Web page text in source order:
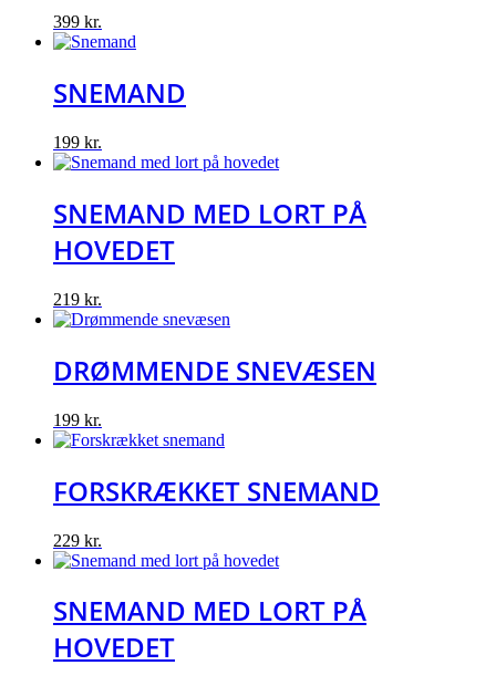
399 kr.
SNEMAND
199 kr.
SNEMAND MED LORT PÅ
HOVEDET
219 kr.
DRØMMENDE SNEVÆSEN
199 kr.
FORSKRÆKKET SNEMAND
229 kr.
SNEMAND MED LORT PÅ
HOVEDET